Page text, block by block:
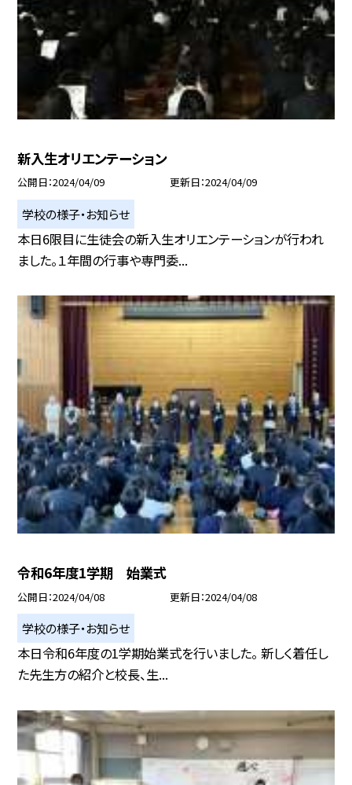
新入生オリエンテーション
公開日 2024/04/09 更新日 2024/04/09
学校の様子・お知らせ
本日6限目に生徒会の新入生オリエンテーションが行われ
ました。１年間の行事や専門委...
令和6年度1学期 始業式
公開日 2024/04/08 更新日 2024/04/08
学校の様子・お知らせ
本日令和6年度の1学期始業式を行いました。 新しく着任し
た先生方の紹介と校長、生...